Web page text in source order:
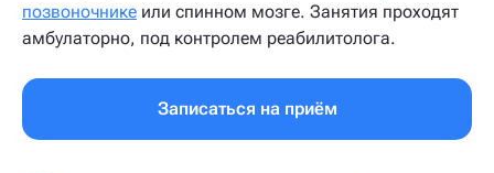
позвоночнике или спинном мозге. Занятия проходят
амбулаторно, под контролем реабилитолога.
Записаться на приём